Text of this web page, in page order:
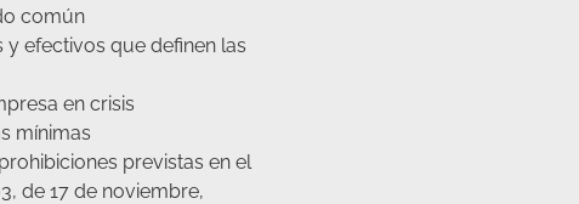
común
efectivos que definen las
en crisis
mínimas
previstas en el
de 17 de noviembre,